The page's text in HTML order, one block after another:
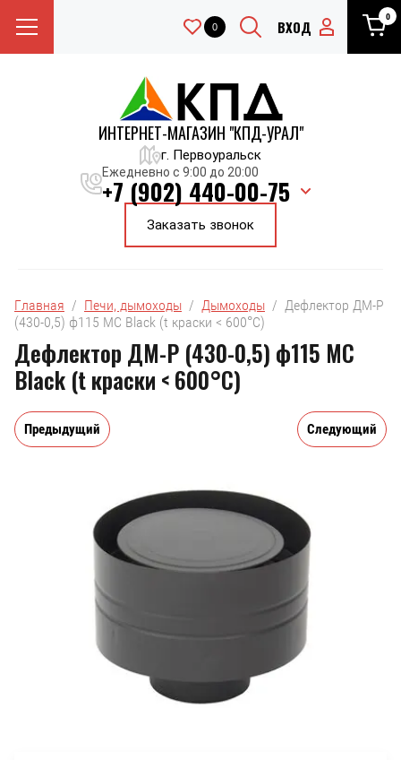
0 ВХОД
0
ИНТЕРНЕТ-МАГАЗИН "КПД-УРАЛ"
г. Первоуральск
Ежедневно с 9:00 до 20:00
+7 (902) 440-00-75
Заказать звонок
Главная
  /
Печи, дымоходы
  /
Дымоходы
  /  Дефлектор ДМ-Р
(430-0,5) ф115 МС Black (t краски < 600°C)
Дефлектор ДМ-Р (430-0,5) ф115 МС
Black (t краски < 600°C)
Предыдущий Следующий